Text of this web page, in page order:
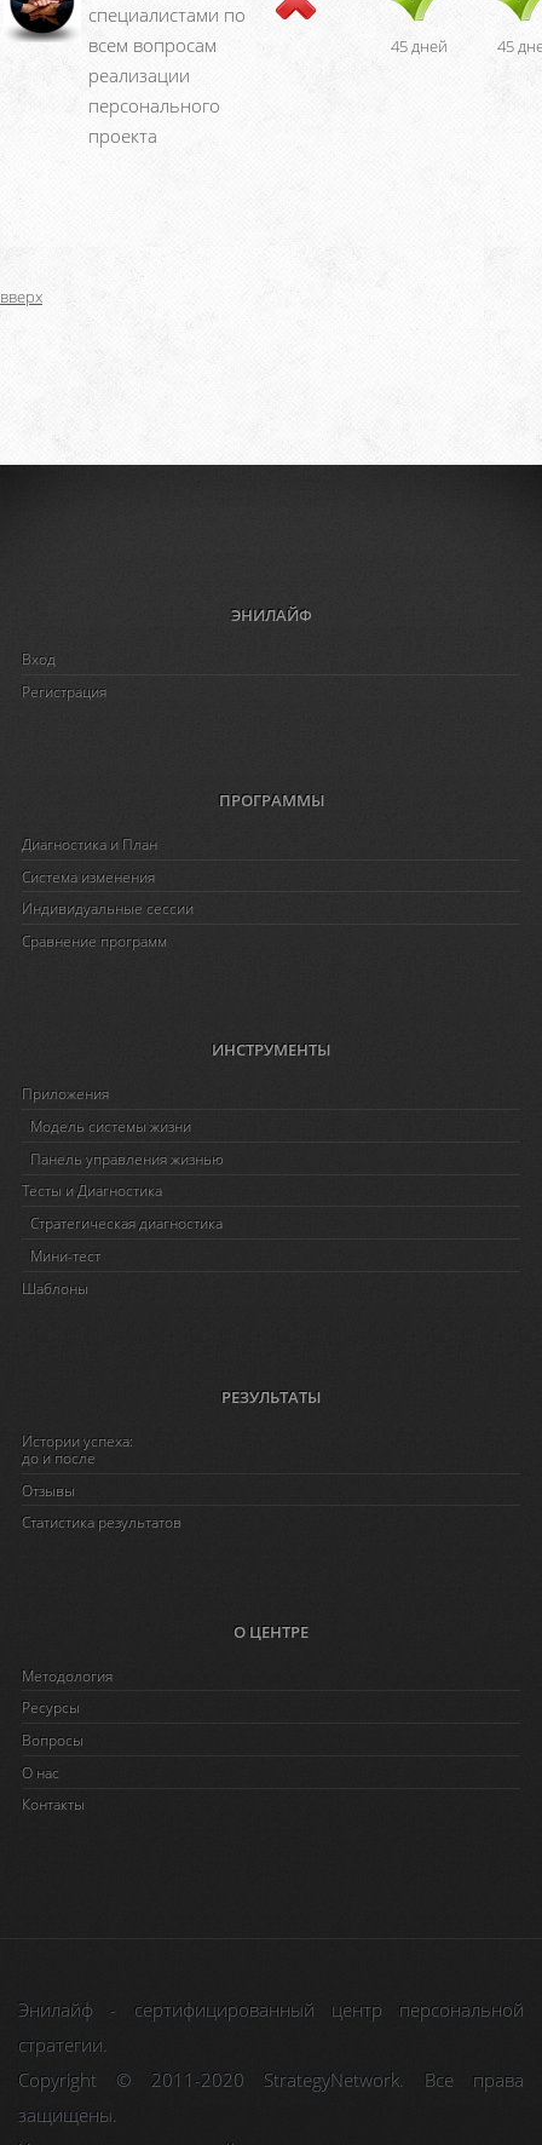
специалистами по
всем вопросам
реализации
персонального
проекта
45 дней 45
вверх
ЭНИЛАЙФ
Вход
Регистрация
ПРОГРАММЫ
Диагностика и План
Система изменения
Индивидуальные сессии
Сравнение программ
ИНСТРУМЕНТЫ
Приложения
Модель системы жизни
Панель управления жизнью
Тесты и Диагностика
Стратегическая диагностика
Мини-тест
Шаблоны
РЕЗУЛЬТАТЫ
Истории успеха:
до и после
Отзывы
Статистика результатов
О ЦЕНТРЕ
Методология
Ресурсы
Вопросы
O нас
Контакты
Энилайф - сертифицированный центр персональной
стратегии.
Copyright © 2011-2020 StrategyNetwork. Все права
защищены.